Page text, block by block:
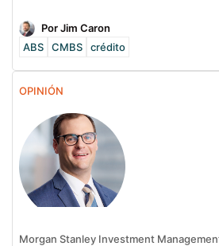
Por Jim Caron
ABS
CMBS crédito
OPINIÓN
Morgan Stanley Investment